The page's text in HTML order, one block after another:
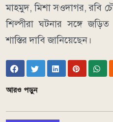
মাহমুদ, মিশা সওদাগর, রবি
শিল্পীরা ঘটনার সঙ্গে
শাস্তির দাবি জানিয়েছেন।
আরও পড়ুন